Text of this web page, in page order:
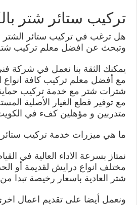
تركيب ستائر شتر
هل ترغب في تركيب ستائر الشتر
وتبحث عن افضل معلم تركيب
يمكنك الثقة بنا نعمل في شركة
مع أفضل معلم تركيب كافة انواع
شترات شتر مع خدمة تركيب
مع توفير قطع الغيار الأصلية
متدربين و مؤهلين كفء في
ما هي ميزرات خدمة تركيب
نمتاز بسرعة الاداء العالية في
مختلف انواع درايش لقديمة أو
شتر العادية باسعار رخيصة تبدا من ٢٠ دينار
ونعمل أيضا على تقديم اعمال